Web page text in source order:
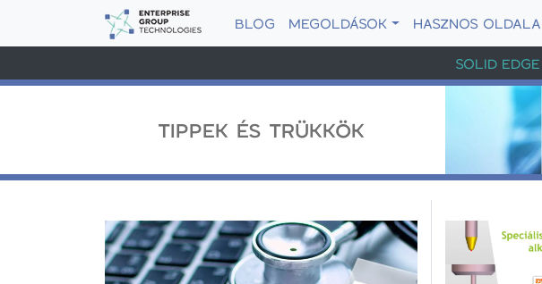
BLOG MEGOLDÁSOK HASZNOS
SOLID EDGE
TIPPEK ÉS TRÜKKÖK